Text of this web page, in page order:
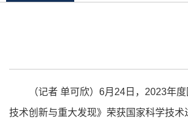
（记者 单可欣）6月24日，2023年
技术创新与重大发现》荣获国家科学技术